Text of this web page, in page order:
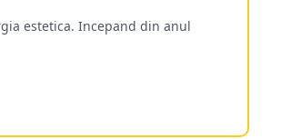
estetica. Incepand din anul